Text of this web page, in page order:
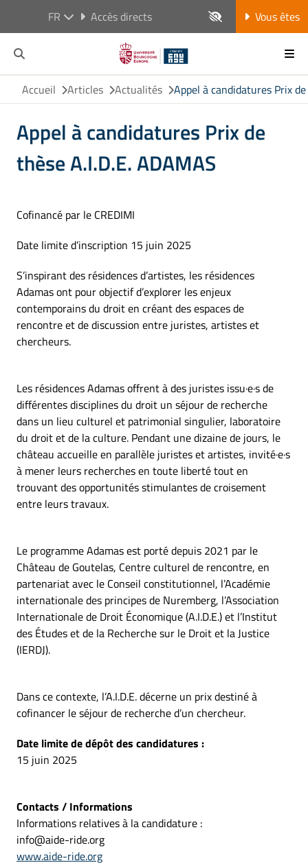
FR Accès directs Vous êtes
Accueil Articles Actualités Appel à candidatures Prix
Appel à candidatures Prix de
thèse A.I.D.E. ADAMAS
Cofinancé par le CREDIMI
Date limite d’inscription 15 juin 2025
S’inspirant des résidences d’artistes, les résidences
Adamas ont pour objectif d’explorer les enjeux
contemporains du droit en créant des espaces de
rencontre et de discussion entre juristes, artistes et
chercheurs.
Les résidences Adamas offrent à des juristes issu·e·s de
différentes disciplines du droit un séjour de recherche
dans un lieu culturel et patrimonial singulier, laboratoire
du droit et de la culture. Pendant une dizaine de jours, le
château accueille en parallèle juristes et artistes, invité·e·s
à mener leurs recherches en toute liberté tout en
trouvant des opportunités stimulantes de croisement
entre leurs travaux.
Le programme Adamas est porté depuis 2021 par le
Château de Goutelas, Centre culturel de rencontre, en
partenariat avec le Conseil constitutionnel, l’Académie
internationale des principes de Nuremberg, l’Association
Internationale de Droit Économique (A.I.D.E.) et l’Institut
des Études et de la Recherche sur le Droit et la Justice
(IERDJ).
Dans ce contexte, l’A.I.D.E. décerne un prix destiné à
cofinancer le séjour de recherche d’un chercheur.
Date limite de dépôt des candidatures :
15 juin 2025
Contacts / Informations
Informations relatives à la candidature :
info@aide-ride.org
www.aide-ride.org